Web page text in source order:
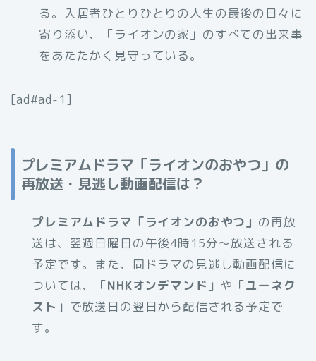
る。入居者ひとりひとりの人生の最後の日々に
寄り添い、「ライオンの家」のすべての出来事
をあたたかく見守っている。
[ad#ad-1]
プレミアムドラマ「ライオンのおやつ」の
再放送・見逃し動画配信は？
プレミアムドラマ「ライオンのおやつ」 の再放
送は、翌週日曜日の午後4時15分〜放送される
予定です。また、同ドラマの見逃し動画配信に
ついては、「NHKオンデマンド 」や「ユーネク
スト 」で放送日の翌日から配信される予定で
す。